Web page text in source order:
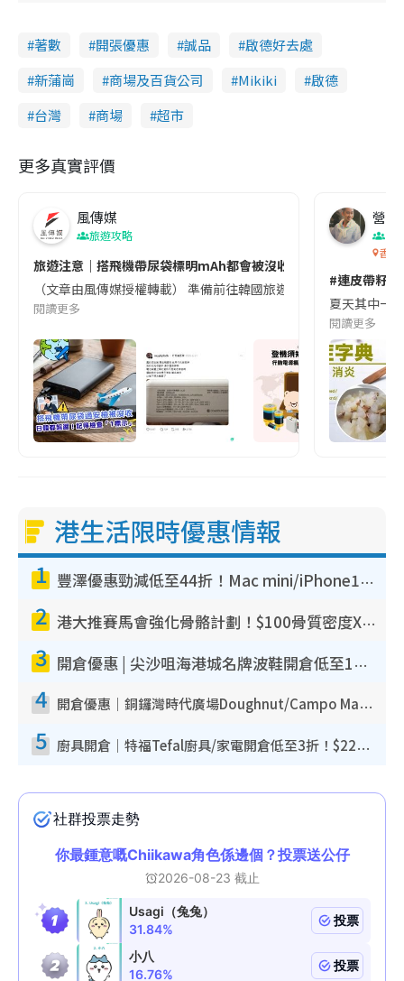
著數 開張優惠 誠品
啟德好去處
新蒲崗
商場及百貨公司 Mikiki
啟德
台灣
商場 超市
更多真實評價
風傳媒
旅遊攻略
旅遊注意｜搭飛機帶尿袋標明mAh都會被沒收😱出發前切記檢查
（文章由風傳媒授權轉載） 準備前往韓國旅遊的民眾，近期要
閱讀更多
營養
香港
#連皮帶籽
夏天其中一
閱讀更多
港生活限時優惠情報
1 豐澤優惠勁減低至44折！Mac mini/iPhone17Pro大減價！廚房家電$220起
2 港大推賽馬會強化骨骼計劃！$100骨質密度X光檢查 完成免費運動訓練送超市禮券！附參加資格
3 開倉優惠 | 尖沙咀海港城名牌波鞋開倉低至1折！On鞋$899起／Joy&Peace鞋履$98起
4 開倉優惠｜銅鑼灣時代廣場Doughnut/Campo Marzio開倉低至1折！背囊、書包、手袋劈價$200起
5 廚具開倉｜特福Tefal廚具/家電開倉低至3折！$220起買平底鍋/炒鑊/湯煲！電飯煲/吸塵機/燙斗$418起